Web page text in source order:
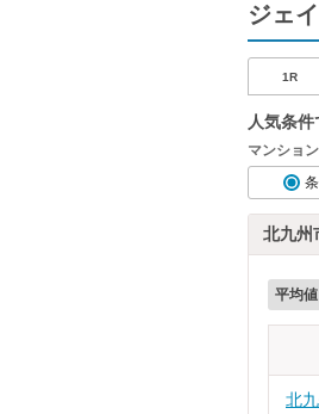
ジェ
1R
人気条
マンション
北九州
平均値
北